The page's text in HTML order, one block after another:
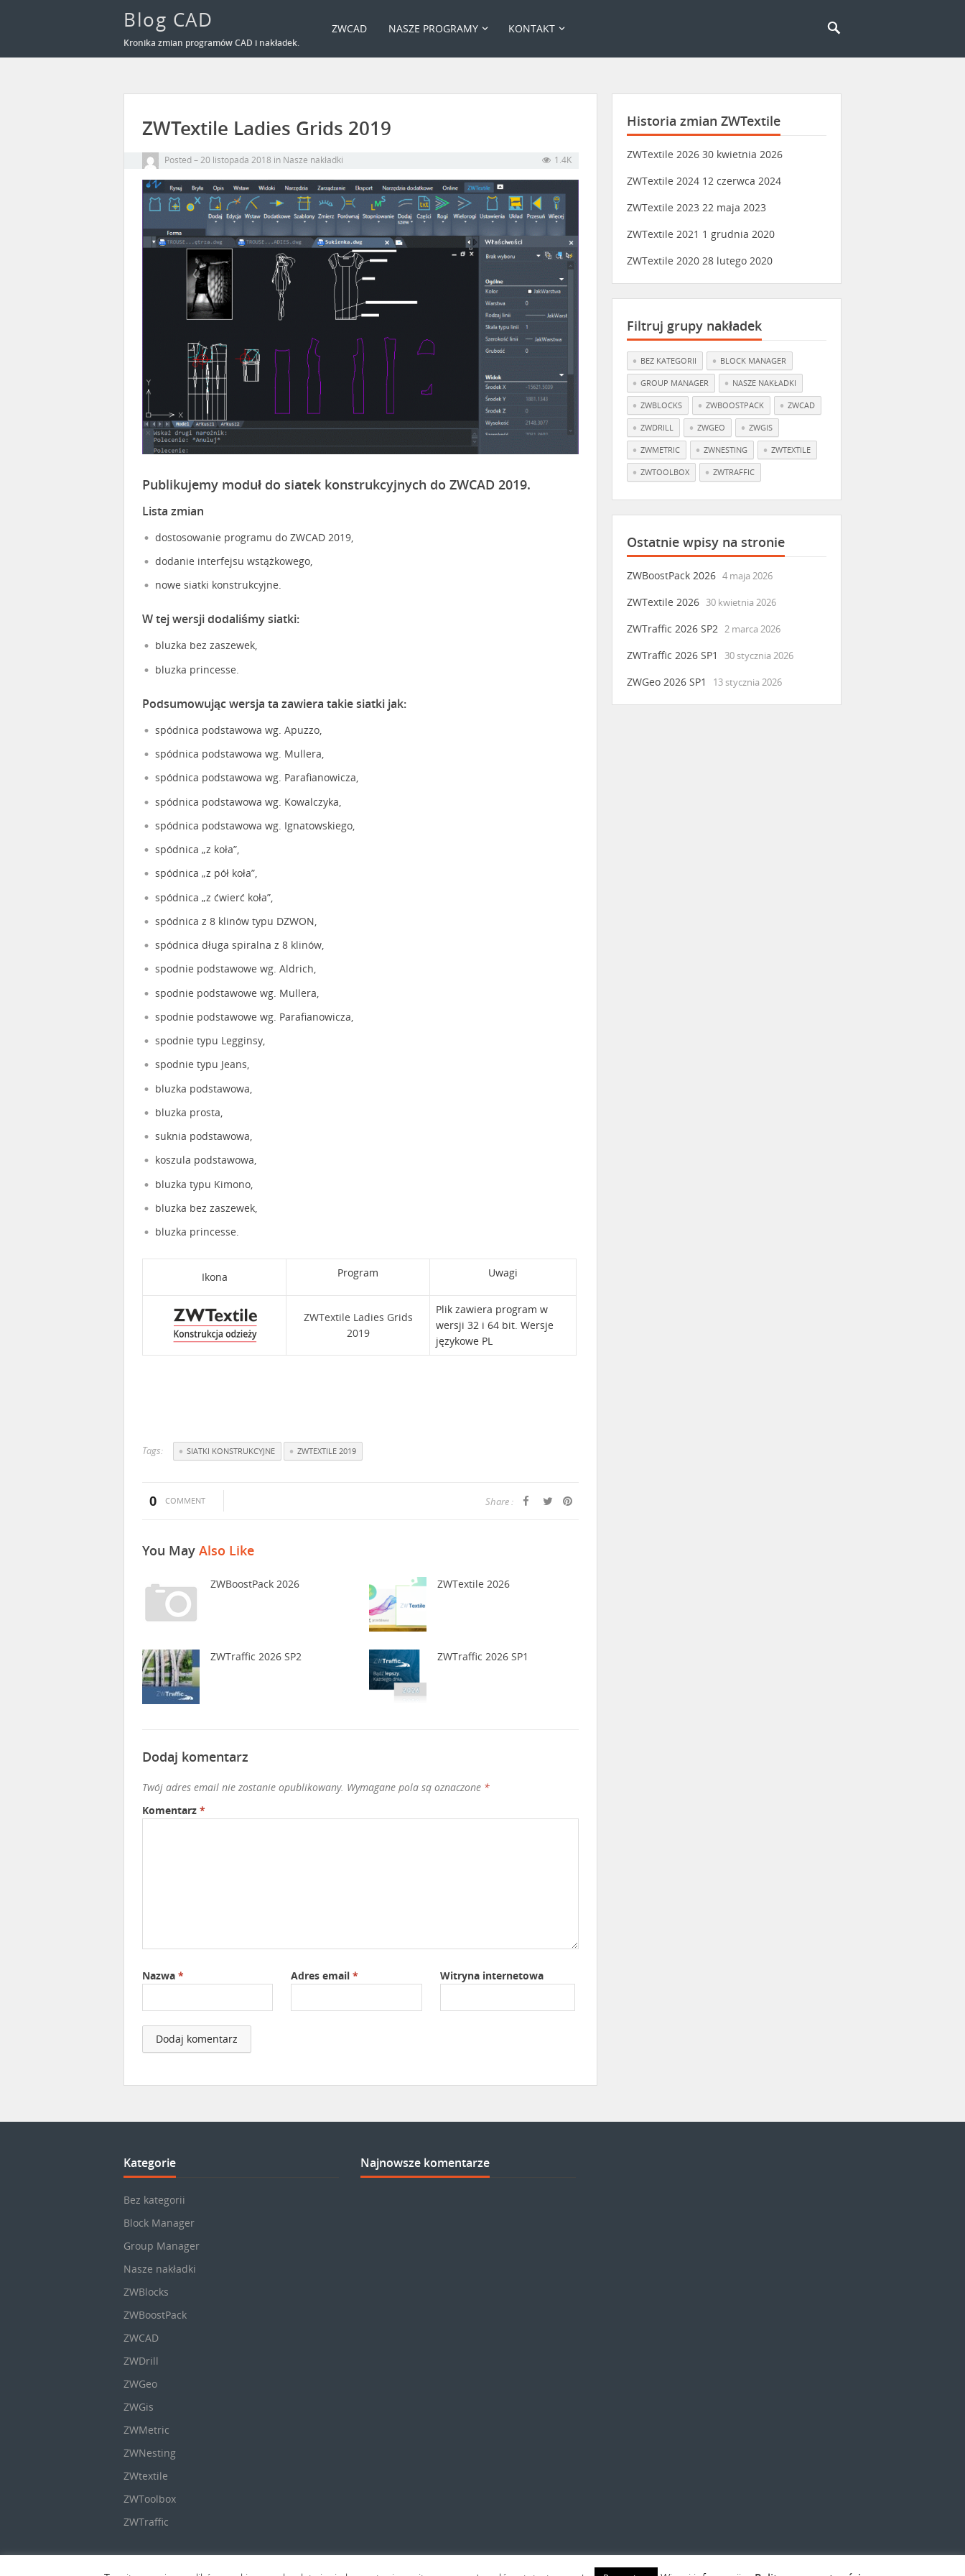
Blog CAD
Kronika zmian programów CAD i nakładek.
ZWCAD NASZE PROGRAMY KONTAKT
ZWTextile Ladies Grids 2019
Posted 20 listopada 2018 in Nasze nakładki 1.4K
Publikujemy moduł do siatek konstrukcyjnych do ZWCAD 2019.
Lista zmian
dostosowanie programu do ZWCAD 2019,
dodanie interfejsu wstążkowego,
nowe siatki konstrukcyjne.
W tej wersji dodaliśmy siatki:
bluzka bez zaszewek,
bluzka princesse.
Podsumowując wersja ta zawiera takie siatki jak:
spódnica podstawowa wg. Apuzzo,
spódnica podstawowa wg. Mullera,
spódnica podstawowa wg. Parafianowicza,
spódnica podstawowa wg. Kowalczyka,
spódnica podstawowa wg. Ignatowskiego,
spódnica „z koła”,
spódnica „z pół koła”,
spódnica „z ćwierć koła”,
spódnica z 8 klinów typu DZWON,
spódnica długa spiralna z 8 klinów,
spodnie podstawowe wg. Aldrich,
spodnie podstawowe wg. Mullera,
spodnie podstawowe wg. Parafianowicza,
spodnie typu Legginsy,
spodnie typu Jeans,
bluzka podstawowa,
bluzka prosta,
suknia podstawowa,
koszula podstawowa,
bluzka typu Kimono,
bluzka bez zaszewek,
bluzka princesse.
Ikona Program Uwagi
ZWTextile Ladies Grids
2019
Plik zawiera program w
wersji 32 i 64 bit. Wersje
językowe PL
Tags: SIATKI KONSTRUKCYJNE ZWTEXTILE 2019
0 COMMENT Share :
You May Also Like
ZWBoostPack 2026 ZWTextile 2026
ZWTraffic 2026 SP2 ZWTraffic 2026 SP1
Dodaj komentarz
Twój adres email nie zostanie opublikowany. Wymagane pola są oznaczone *
Komentarz *
Nazwa * Adres email* Witryna internetowa
Historia zmian ZWTextile
ZWTextile 2026 30 kwietnia 2026
ZWTextile 2024 12 czerwca 2024
ZWTextile 2023 22 maja 2023
ZWTextile 2021 1 grudnia 2020
ZWTextile 2020 28 lutego 2020
Filtruj grupy nakładek
BEZ KATEGORII BLOCK MANAGER
GROUP MANAGER NASZE NAKŁADKI
ZWBLOCKS ZWBOOSTPACK ZWCAD
ZWDRILL ZWGEO ZWGIS
ZWMETRIC ZWNESTING ZWTEXTILE
ZWTOOLBOX ZWTRAFFIC
Ostatnie wpisy na stronie
ZWBoostPack 2026 4 maja 2026
ZWTextile 2026 30 kwietnia 2026
ZWTraffic 2026 SP2 2 marca 2026
ZWTraffic 2026 SP1 30 stycznia 2026
ZWGeo 2026 SP1 13 stycznia 2026
Kategorie
Bez kategorii
Block Manager
Group Manager
Nasze nakładki
ZWBlocks
ZWBoostPack
ZWCAD
ZWDrill
ZWGeo
ZWGis
ZWMetric
ZWNesting
ZWtextile
ZWToolbox
ZWTraffic
Najnowsze komentarze